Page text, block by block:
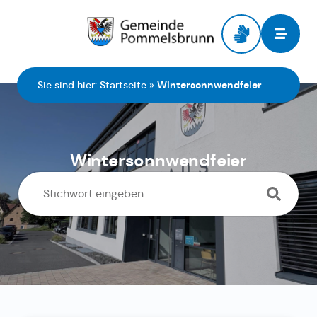
Sie sind hier: Startseite » Wintersonnwendfeier
Wintersonnwendfeier